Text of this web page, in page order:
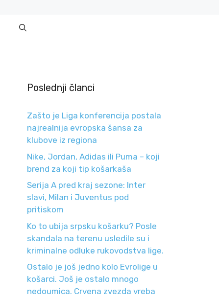
Poslednji članci
Zašto je Liga konferencija postala
najrealnija evropska šansa za
klubove iz regiona
Nike, Jordan, Adidas ili Puma – koji
brend za koji tip košarkaša
Serija A pred kraj sezone: Inter
slavi, Milan i Juventus pod
pritiskom
Ko to ubija srpsku košarku? Posle
skandala na terenu usledile su i
kriminalne odluke rukovodstva lige.
Ostalo je još jedno kolo Evrolige u
košarci. Još je ostalo mnogo
nedoumica. Crvena zvezda vreba